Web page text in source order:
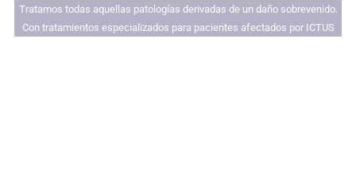
Tratamos todas aquellas patologías derivadas de un daño sobrevenido.
Con tratamientos especializados para pacientes afectados por ICTUS